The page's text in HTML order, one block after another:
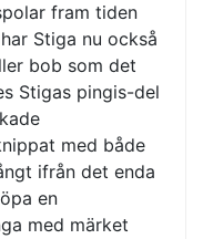
fram tiden
Stiga nu också
bob som det
Stigas pingis-del
med både
ifrån det enda
en
med märket